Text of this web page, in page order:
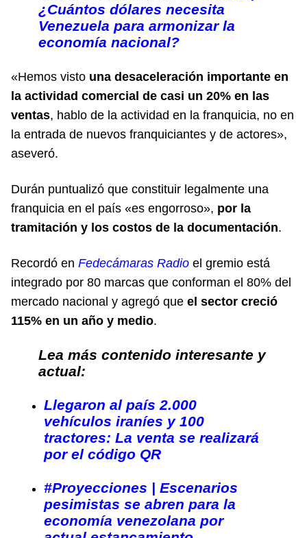
¿Cuántos dólares necesita
Venezuela para armonizar la
economía nacional?
«Hemos visto una desaceleración importante en
la actividad comercial de casi un 20% en las
ventas, hablo de la actividad en la franquicia, no en
la entrada de nuevos franquiciantes y de actores»,
aseveró.
Durán puntualizó que constituir legalmente una
franquicia en el país «es engorroso», por la
tramitación y los costos de la documentación.
Recordó en Fedecámaras Radio el gremio está
integrado por 80 marcas que conforman el 80% del
mercado nacional y agregó que el sector creció
115% en un año y medio.
Lea más contenido interesante y
actual:
Llegaron al país 2.000
vehículos iraníes y 100
tractores: La venta se realizará
por el código QR
#Proyecciones | Escenarios
pesimistas se abren para la
economía venezolana por